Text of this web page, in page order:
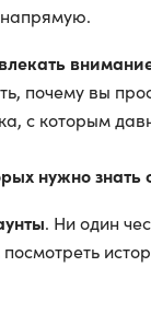
напрямую.
почему вы
с которым
нужно знать
. Ни один